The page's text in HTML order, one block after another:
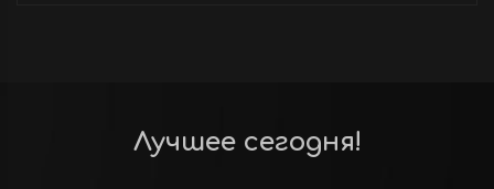
Лучшее сегодня!